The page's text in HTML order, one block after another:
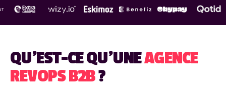
QU'EST-CE QU'UNEAGENCE
REVOPS B2B?